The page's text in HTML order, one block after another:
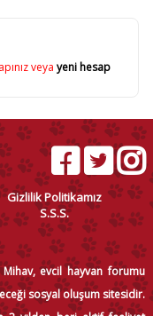
veya yeni hesap
Gizlilik Politikamız
S.S.S.
evcil hayvan forumu
sosyal oluşum sitesidir.